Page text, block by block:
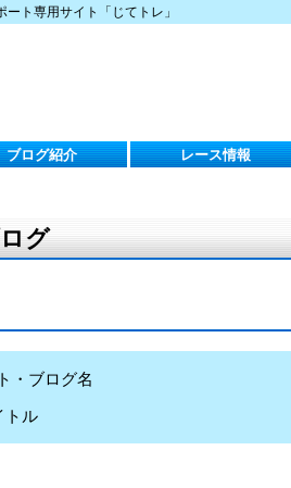
ト専用サイト「じてトレ」
ブログ紹介 レース情報
グ
・ブログ名
トル